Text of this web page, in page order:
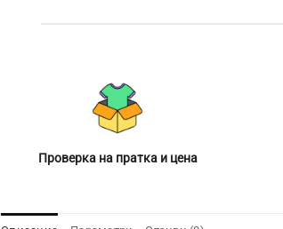
Проверка на пратка и цена